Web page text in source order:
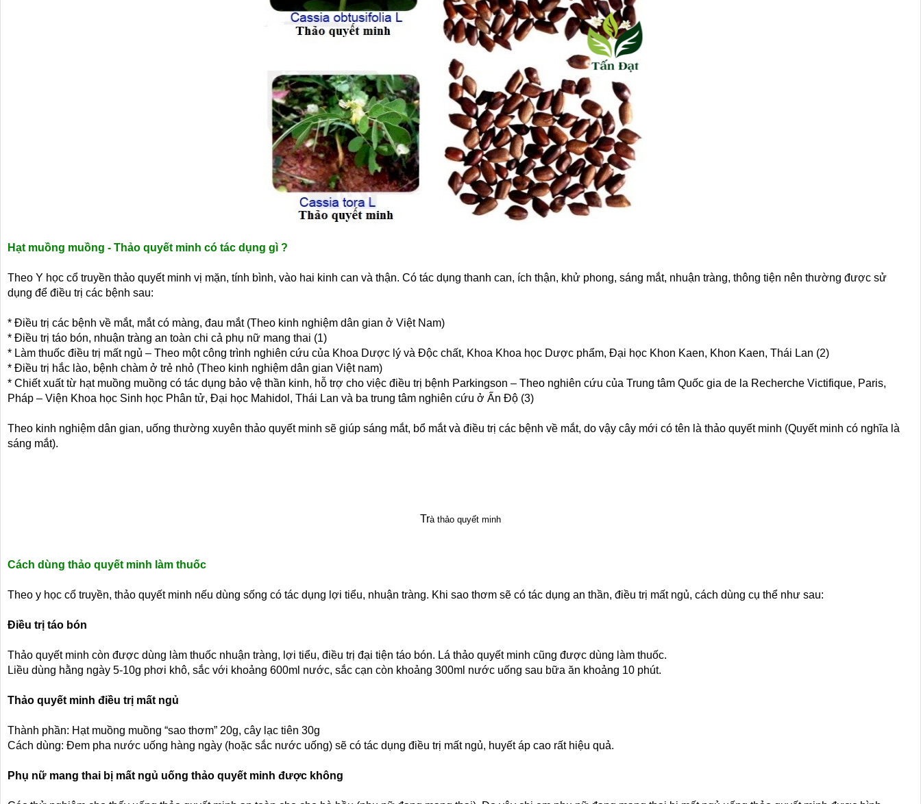
Hạt muồng muồng - Thảo quyết minh có tác dụng gì ?
Theo Y học cổ truyền thảo quyết minh vị mặn, tính bình, vào hai kinh can và thận. Có tác dụng thanh can, ích thận, khử phong, sáng mắt, nhuận tràng, thông tiện nên thường được sử
dụng để điều trị các bệnh sau:
* Điều trị các bệnh về mắt, mắt có màng, đau mắt (Theo kinh nghiệm dân gian ở Việt Nam)
* Điều trị táo bón, nhuận tràng an toàn chi cả phụ nữ mang thai (1)
* Làm thuốc điều trị mất ngủ – Theo một công trình nghiên cứu của Khoa Dược lý và Độc chất, Khoa Khoa học Dược phẩm, Đại học Khon Kaen, Khon Kaen, Thái Lan (2)
* Điều trị hắc lào, bệnh chàm ở trẻ nhỏ (Theo kinh nghiệm dân gian Việt nam)
* Chiết xuất từ hạt muồng muồng có tác dụng bảo vệ thần kinh, hỗ trợ cho việc điều trị bệnh Parkingson – Theo nghiên cứu của Trung tâm Quốc gia de la Recherche Victifique, Paris,
Pháp – Viện Khoa học Sinh học Phân tử, Đại học Mahidol, Thái Lan và ba trung tâm nghiên cứu ở Ấn Độ (3)
Theo kinh nghiệm dân gian, uống thường xuyên thảo quyết minh sẽ giúp sáng mắt, bổ mắt và điều trị các bệnh về mắt, do vậy cây mới có tên là thảo quyết minh (Quyết minh có nghĩa là
sáng mắt).
Trà thảo quyết minh
Cách dùng thảo quyết minh làm thuốc
Theo y học cổ truyền, thảo quyết minh nếu dùng sống có tác dụng lợi tiểu, nhuận tràng. Khi sao thơm sẽ có tác dụng an thần, điều trị mất ngủ, cách dùng cụ thể như sau:
Điều trị táo bón
Thảo quyết minh còn được dùng làm thuốc nhuận tràng, lợi tiểu, điều trị đại tiện táo bón. Lá thảo quyết minh cũng được dùng làm thuốc.
Liều dùng hằng ngày 5-10g phơi khô, sắc với khoảng 600ml nước, sắc cạn còn khoảng 300ml nước uống sau bữa ăn khoảng 10 phút.
Thảo quyết minh điều trị mất ngủ
Thành phần: Hạt muồng muồng “sao thơm” 20g, cây lạc tiên 30g
Cách dùng: Đem pha nước uống hàng ngày (hoặc sắc nước uống) sẽ có tác dụng điều trị mất ngủ, huyết áp cao rất hiệu quả.
Phụ nữ mang thai bị mất ngủ uống thảo quyết minh được không